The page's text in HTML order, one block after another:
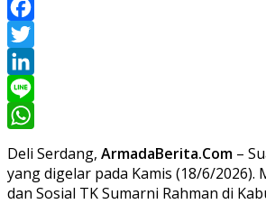
Facebook
Twitter
LinkedIn
Line
Deli Serdang, ArmadaBerita.Com –
yang digelar pada Kamis (18/6/
dan Sosial TK Sumarni Rahman di